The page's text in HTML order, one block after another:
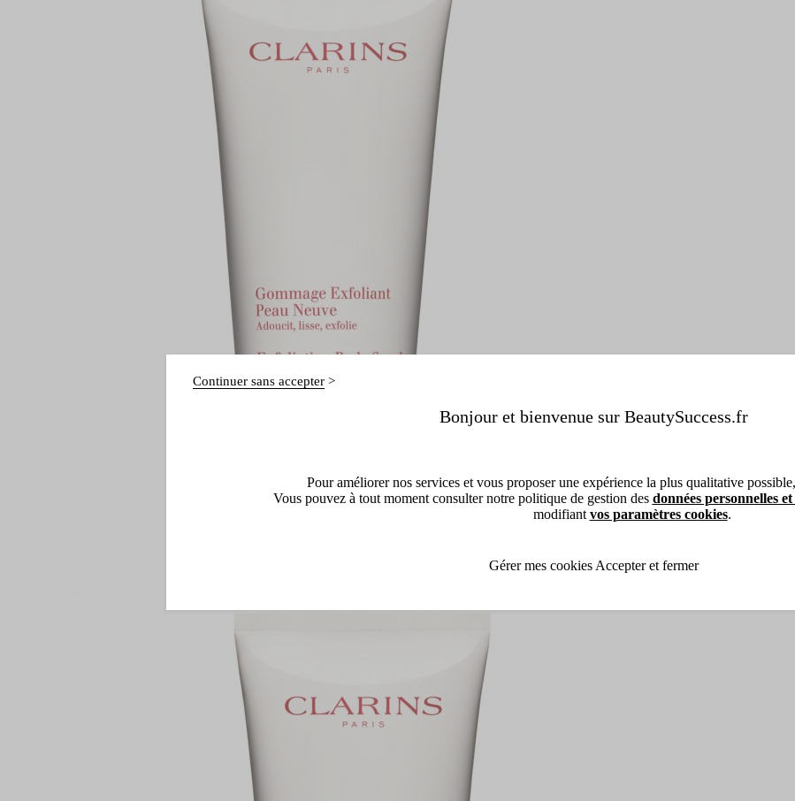
Bonjour et bienvenue sur BeautySuccess.fr
Continuer sans accepter
Pour améliorer nos services et vous proposer une expérience la plus qualitative
Vous pouvez à tout moment consulter notre politique de gestion des données personnelles
modifiant vos paramètres cookies.
Gérer mes cookies Accepter et fermer